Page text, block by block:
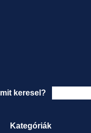
mit keresel?
Kategóriák